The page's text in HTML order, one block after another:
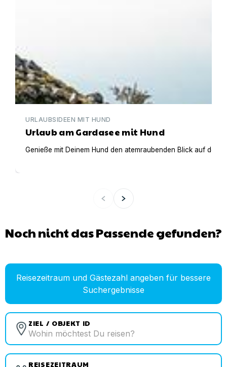
URLAUBSIDEEN MIT HUND
Urlaub am Gardasee mit Hund
Genieße mit Deinem Hund den atemraubenden Blick auf den
Noch nicht das Passende gefunden?
Reisezeitraum und Gästezahl angeben für bessere
Suchergebnisse
ZIEL / OBJEKT ID
REISEZEITRAUM